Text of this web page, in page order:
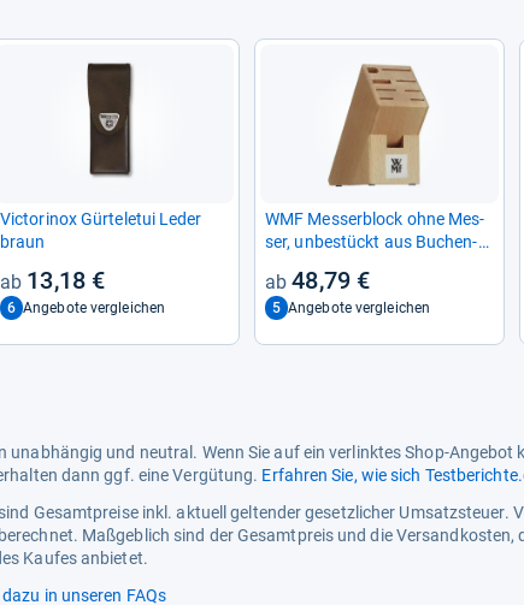
Vic­to­rinox Gür­te­le­tui Leder
braun
13,18 €
6 Angebote vergleichen
WMF Mes­ser­block ohne Mes­
ser, unbe­stückt aus Buchen­
48,79 €
5 Angebote vergleichen
unabhängig und neutral. Wenn Sie auf ein verlinktes Shop-Angebot
dann ggf. eine Vergütung. Erfahren Sie, wie sich
Gesamtpreise inkl. aktuell geltender gesetzlicher Umsatzsteuer.
Maßgeblich sind der Gesamtpreis und die Versandkosten,
Kaufes anbietet.
in unseren FAQs